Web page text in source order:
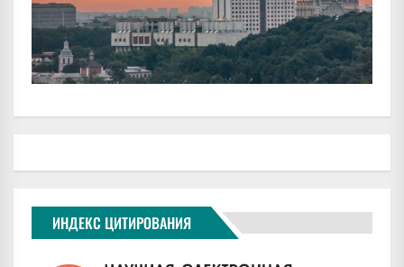
ИНДЕКС ЦИТИРОВАНИЯ